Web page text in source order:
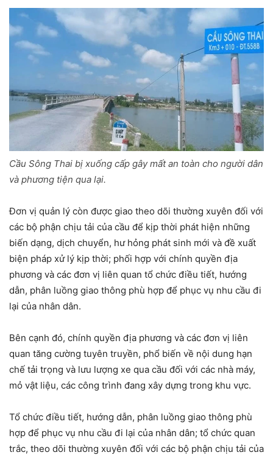
Cầu Sông Thai bị xuống cấp gây mất an toàn cho người dân
và phương tiện qua lại.
Đơn vị quản lý còn được giao theo dõi thường xuyên đối với
các bộ phận chịu tải của cầu để kịp thời phát hiện những
biến dạng, dịch chuyển, hư hỏng phát sinh mới và đề xuất
biện pháp xử lý kịp thời; phối hợp với chính quyền địa
phương và các đơn vị liên quan tổ chức điều tiết, hướng
dẫn, phân luồng giao thông phù hợp để phục vụ nhu cầu đi
lại của nhân dân.
Bên cạnh đó, chính quyền địa phương và các đơn vị liên
quan tăng cường tuyên truyền, phổ biến về nội dung hạn
chế tải trọng và lưu lượng xe qua cầu đối với các nhà máy,
mỏ vật liệu, các công trình đang xây dựng trong khu vực.
Tổ chức điều tiết, hướng dẫn, phân luồng giao thông phù
hợp để phục vụ nhu cầu đi lại của nhân dân; tổ chức quan
trắc, theo dõi thường xuyên đối với các bộ phận chịu tải của